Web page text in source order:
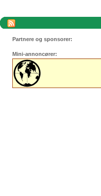
Partnere og sponsorer:
Mini-annoncører: